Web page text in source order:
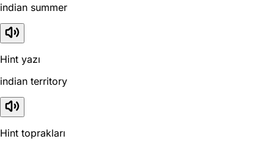
indian summer
Hint yazı
indian territory
Hint toprakları